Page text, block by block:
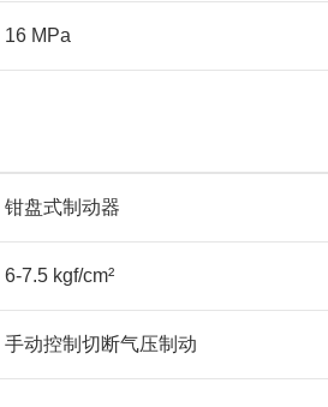
16 MPa
钳盘式制动器
6-7.5 kgf/cm²
手动控制切断气压制动